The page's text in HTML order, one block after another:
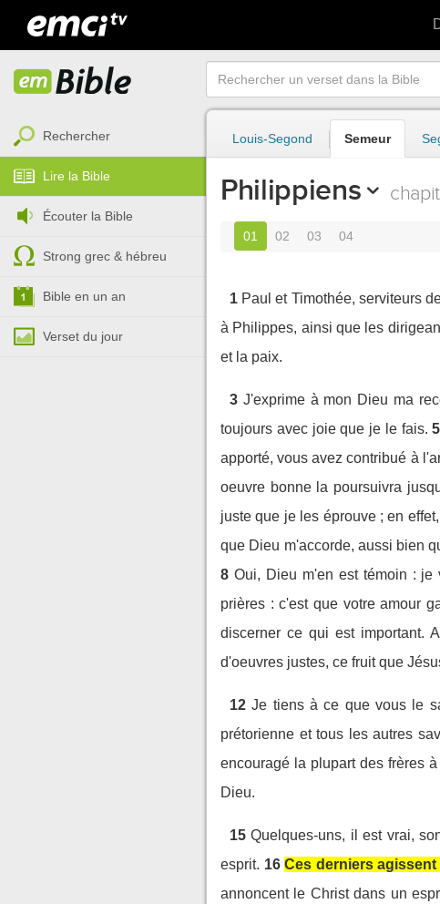
Rechercher
Lire la Bible
Écouter la Bible
Strong grec & hébreu
Bible en un an
Verset du jour
Louis-Segond Semeur
Philippiens
01 02 03 04
1 Paul et Timothée, serviteurs
à Philippes, ainsi que les
et la paix.
3 J'exprime à mon Dieu ma
toujours avec joie que je le fais. 5
apporté, vous avez contribué à
oeuvre bonne la poursuivra
juste que je les éprouve ; en
que Dieu m'accorde, aussi bien
8 Oui, Dieu m'en est témoin : je
prières : c'est que votre amour
discerner ce qui est important.
d'oeuvres justes, ce fruit que
12 Je tiens à ce que vous le
prétorienne et tous les autres
encouragé la plupart des frères
Dieu.
15 Quelques-uns, il est vrai,
esprit. 16 Ces derniers
annoncent le Christ dans un